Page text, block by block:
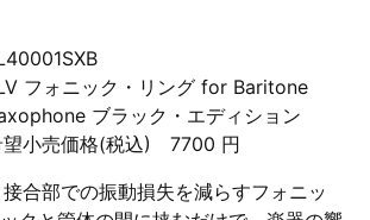
フォニック・リング for Baritone
ブラック・エディション
望小売価格(税込) 7700 円
接合部での振動損失を減らすフォニッ